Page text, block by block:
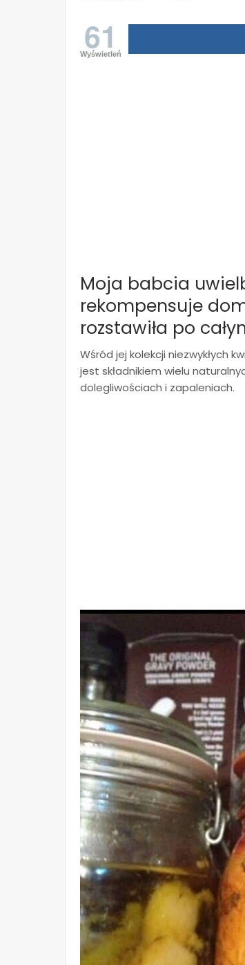
61
Wyświetleń
Moja babcia
rekompensuje
rozstawiła po
Wśród jej kolekcji niezwykłych
jest składnikiem wielu
dolegliwościach i zapaleniach.